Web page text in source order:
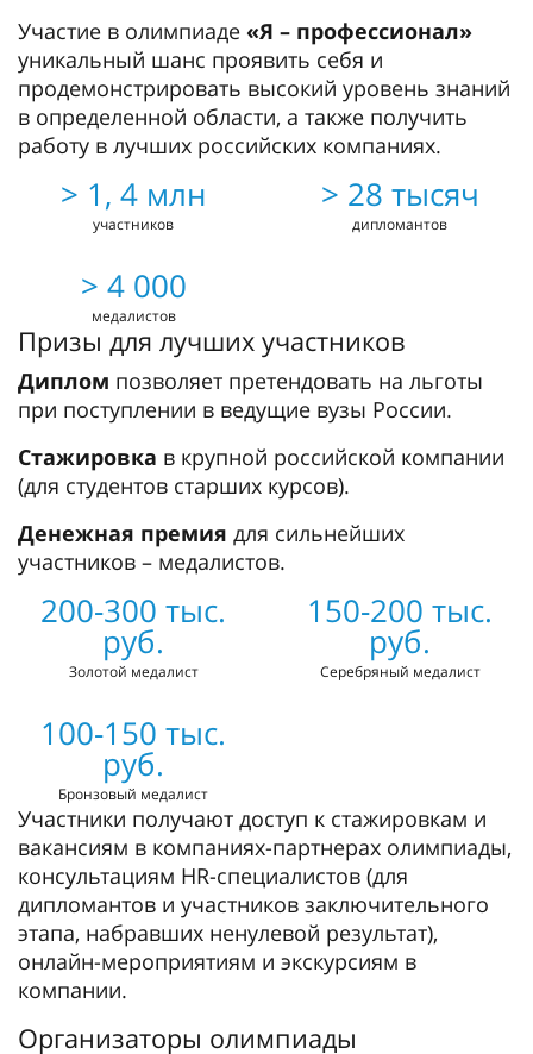
Участие в олимпиаде «Я – профессионал»
уникальный шанс проявить себя и
продемонстрировать высокий уровень знаний
в определенной области, а также получить
работу в лучших российских компаниях.
> 1, 4 млн
участников
> 28 тысяч
дипломантов
> 4 000
медалистов
Призы для лучших участников
Диплом позволяет претендовать на льготы
при поступлении в ведущие вузы России.
Стажировка в крупной российской компании
(для студентов старших курсов).
Денежная премия для сильнейших
участников – медалистов.
200-300 тыс.
руб.
Золотой медалист
150-200 тыс.
руб.
Серебряный медалист
100-150 тыс.
руб.
Бронзовый медалист
Участники получают доступ к стажировкам и
вакансиям в компаниях-партнерах олимпиады,
консультациям HR-специалистов (для
дипломантов и участников заключительного
этапа, набравших ненулевой результат),
онлайн-мероприятиям и экскурсиям в
компании.
Организаторы олимпиады